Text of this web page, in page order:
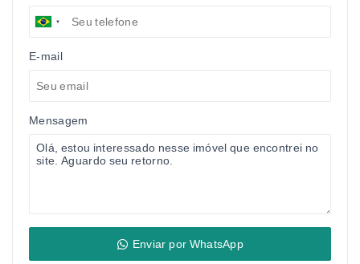
E-mail
Mensagem
Enviar por WhatsApp